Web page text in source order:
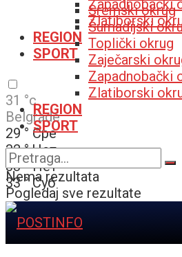
Zapadnobački
Zlatiborski
REGION
SPORT
31 °c
Belgrade
29 ° Сре
32 ° Чет
33 ° Пет
33 ° Суб
Sremski okrug
Šumadijski
Toplički okrug
Zaječarski
Zapadnobački
Zlatiborski
REGION
SPORT
Nema rezultata
Pogledaj sve rezultate